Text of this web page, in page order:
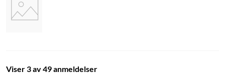
Stresshåndteringspoeng
tilgjengelige mindfulness-øvelser når du trenger å roe ned og
Viser 3 av 49 anmeldelser